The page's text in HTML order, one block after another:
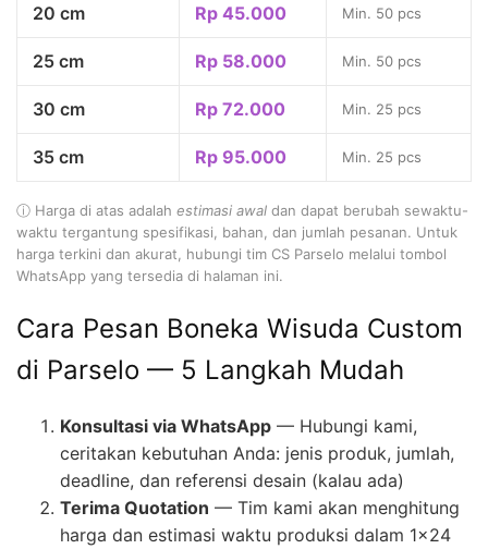
20 cm Rp 45.000 Min. 50 pcs
25 cm Rp 58.000 Min. 50 pcs
30 cm Rp 72.000 Min. 25 pcs
35 cm Rp 95.000 Min. 25 pcs
ⓘ Harga di atas adalah estimasi awal dan dapat berubah sewaktu-
waktu tergantung spesifikasi, bahan, dan jumlah pesanan. Untuk
harga terkini dan akurat, hubungi tim CS Parselo melalui tombol
WhatsApp yang tersedia di halaman ini.
Cara Pesan Boneka Wisuda Custom
di Parselo — 5 Langkah Mudah
Konsultasi via WhatsApp — Hubungi kami,
ceritakan kebutuhan Anda: jenis produk, jumlah,
deadline, dan referensi desain (kalau ada)
Terima Quotation — Tim kami akan menghitung
harga dan estimasi waktu produksi dalam 1×24